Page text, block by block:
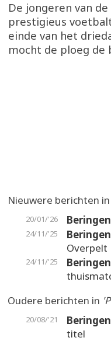
De jongeren van de
prestigieus
einde van het
mocht de ploeg de
Nieuwere berichten in
20/01/'26 Beringen
24/11/'25 Beringen
Overpelt
24/11/'25 Beringen
Oudere berichten in
20/08/'21 Beringen
titel